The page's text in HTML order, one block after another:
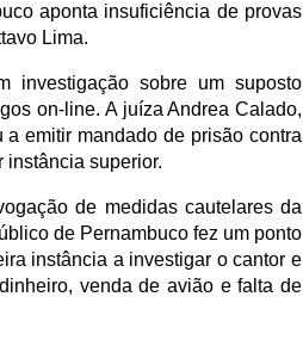
aponta insuficiência de provas
Lima.
investigação sobre um suposto
on-line. A juíza Andrea Calado,
emitir mandado de prisão contra
instância superior.
de medidas cautelares da
de Pernambuco fez um ponto
instância a investigar o cantor e
venda de avião e falta de